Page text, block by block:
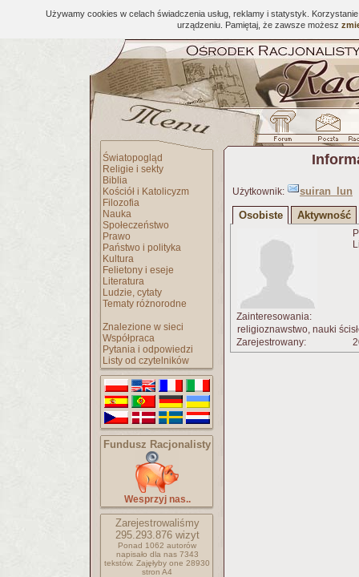
Używamy cookies w celach świadczenia usług, reklamy i statystyk.
urządzeniu. Pamiętaj, że zawsze możesz
Światopogląd
Religie i sekty
Biblia
Kościół i Katolicyzm
Filozofia
Nauka
Społeczeństwo
Prawo
Państwo i polityka
Kultura
Felietony i eseje
Literatura
Ludzie, cytaty
Tematy różnorodne
Znalezione w sieci
Współpraca
Pytania i odpowiedzi
Listy od czytelników
Fundusz Racjonalisty
Wesprzyj nas..
Zarejestrowaliśmy
295.293.876wizyt
Ponad 1062 autorów
napisało dla nas 7343
tekstów. Zajęłyby one 28930
stron A4
Użytkownik:
suiran_lun
Osobiste
Aktywność
Zainteresowania:
religioznawstwo, nauki
Zarejestrowany: